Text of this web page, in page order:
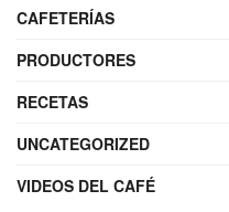
CAFETERÍAS
PRODUCTORES
RECETAS
UNCATEGORIZED
VIDEOS DEL CAFÉ